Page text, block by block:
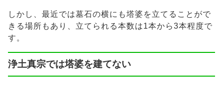
しかし、最近では墓石の横にも塔婆を立てることがで
きる場所もあり、立てられる本数は1本から3本程度で
す。
浄土真宗では塔婆を建てない